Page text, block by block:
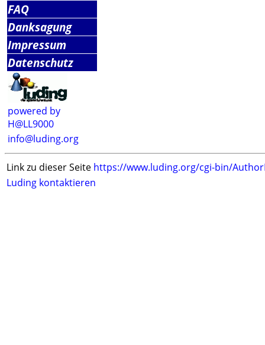
FAQ
Danksagung
Impressum
Datenschutz
powered by
H@LL9000
info@luding.org
Link zu dieser Seite https://www.luding.org/cgi-bin/
Luding kontaktieren